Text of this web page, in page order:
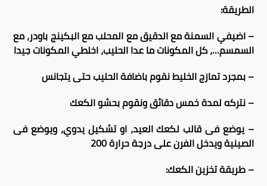
الطريقة:
– اضيفي السمنة مع الدقيق مع المحلب مع البكينج باودر، مع
السمسم…، كل المكونات ما عدا الحليب، اخلطي المكونات جيدا
– بمجرد تمازج الخليط نقوم باضافة الحليب حتى يتجانس
– نتركه لمدة خمس دقائق ونقوم بحشو الكعك
– يوضع فى قالب لكعك العيد، او تشكيل يدوي، ويوضع فى
الصينية ويدخل الفرن على درجة حرارة 200
– طريقة تخزين الكعك: